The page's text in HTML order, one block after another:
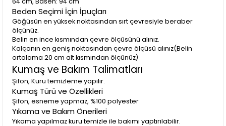
Beden Seçimi İçin İpuçları
Göğüsün en yüksek noktasından sırt çevresiyle beraber
ölçünüz.
Belin en ince kısmından çevre ölçüsünü alınız.
Kalçanın en geniş noktasından çevre ölçüsü alınız(Belin
ortalama 20 cm alt kısmından ölçünüz)
Kumaş ve Bakım Talimatları
Şifon, Kuru temizleme yapılır.
Kumaş Türü ve Özellikleri
Şifon, esneme yapmaz, %100 polyester
Yıkama ve Bakım Önerileri
Yıkama yapılmaz kuru temizle ile bakımı yaptırılabilir.